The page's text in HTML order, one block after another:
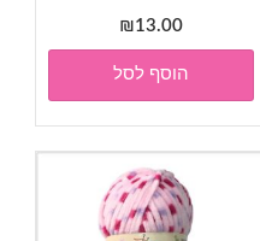
₪13.00
הוסף לסל